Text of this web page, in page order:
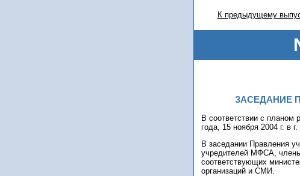
К предыдущему
ЗАСЕДАНИЕ
В соответствии с
года, 15 ноября 2004 г. в
В заседании Правления
учредителей МФСА,
соответствующих
организаций и СМИ.